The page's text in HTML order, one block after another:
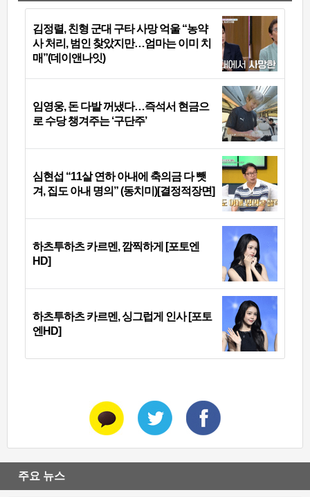
김정렬, 친형 군대 구타 사망 억울 “농약
사 처리, 범인 찾았지만…엄마는 이미 치
매”(데이앤나잇)
임영웅, 돈 다발 꺼냈다…즉석서 현금으
로 수당 챙겨주는 ‘구단주’
심현섭 “11살 연하 아내에 축의금 다 뺏
겨, 집도 아내 명의” (동치미)[결정적장면]
하츠투하츠 카르멘, 깜찍하게 [포토엔
HD]
하츠투하츠 카르멘, 싱그럽게 인사 [포토
엔HD]
주요 뉴스